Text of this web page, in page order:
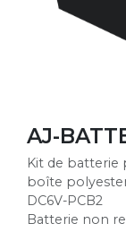
AJ-
Kit de batterie
boîte
DC6V-PCB2
Batterie non